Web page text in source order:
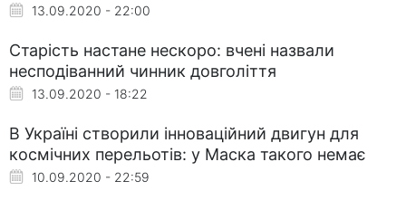
13.09.2020 - 22:00
Старість настане нескоро: вчені назвали
несподіванний чинник довголіття
13.09.2020 - 18:22
В Україні створили інноваційний двигун для
космічних перельотів: у Маска такого немає
10.09.2020 - 22:59